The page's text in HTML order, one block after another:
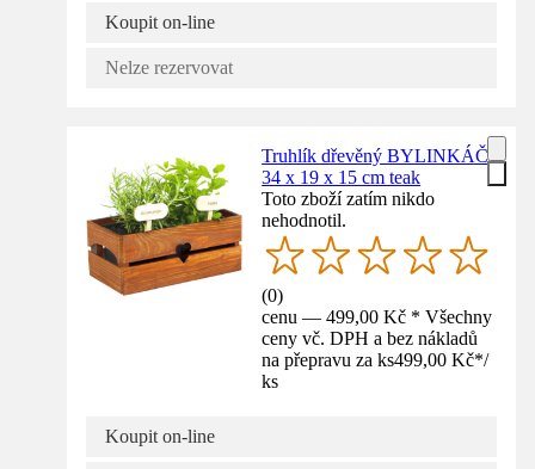
Koupit on-line
Nelze rezervovat
Truhlík dřevěný BYLINKÁČ
34 x 19 x 15 cm teak
Toto zboží zatím nikdo
nehodnotil.
(0)
cenu — 499,00 Kč * Všechny
ceny vč. DPH a bez nákladů
na přepravu za ks499,00 Kč*/
ks
Koupit on-line